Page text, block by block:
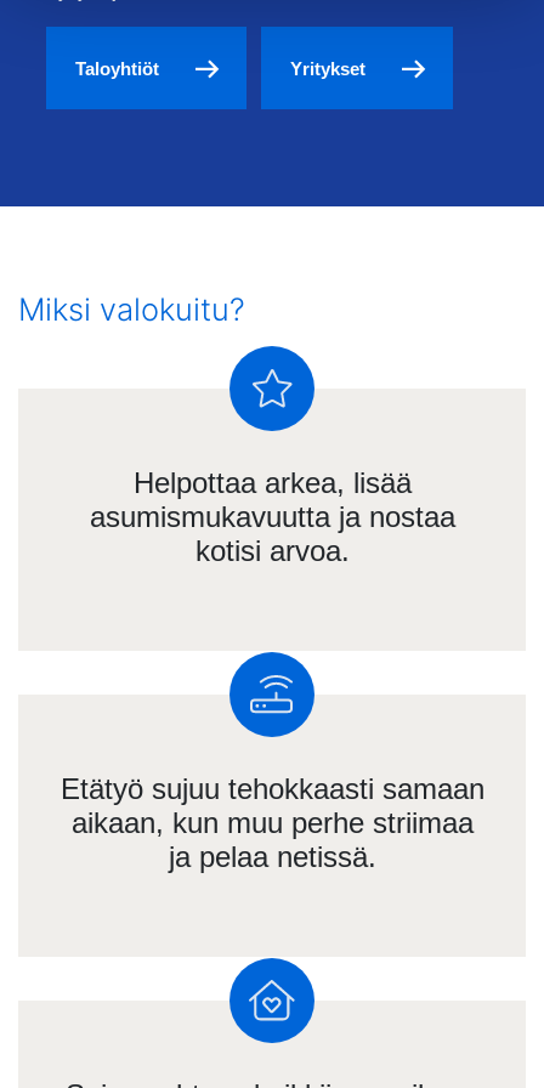
Taloyhtiöt Yritykset
Miksi valokuitu?
Helpottaa arkea, lisää
asumismukavuutta ja nostaa
kotisi arvoa.
Etätyö sujuu tehokkaasti samaan
aikaan, kun muu perhe striimaa
ja pelaa netissä.